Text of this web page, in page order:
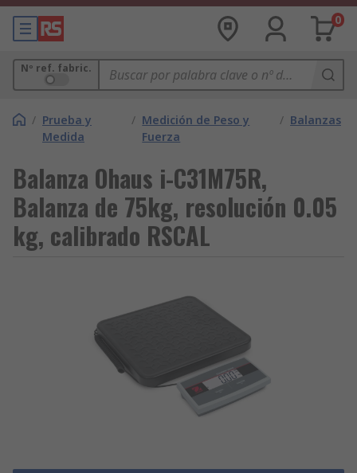
0
Nº ref. fabric.
/ Prueba y
Medida
/ Medición de Peso y
Fuerza
/ Balanzas
Balanza Ohaus i-C31M75R,
Balanza de 75kg, resolución 0.05
kg, calibrado RSCAL